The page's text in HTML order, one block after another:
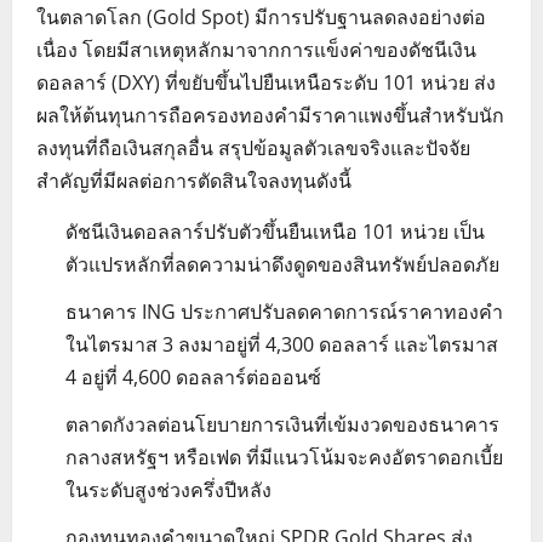
ในตลาดโลก (Gold Spot) มีการปรับฐานลดลงอย่างต่อ
เนื่อง โดยมีสาเหตุหลักมาจากการแข็งค่าของดัชนีเงิน
ดอลลาร์ (DXY) ที่ขยับขึ้นไปยืนเหนือระดับ 101 หน่วย ส่ง
ผลให้ต้นทุนการถือครองทองคำมีราคาแพงขึ้นสำหรับนัก
ลงทุนที่ถือเงินสกุลอื่น สรุปข้อมูลตัวเลขจริงและปัจจัย
สำคัญที่มีผลต่อการตัดสินใจลงทุนดังนี้
ดัชนีเงินดอลลาร์ปรับตัวขึ้นยืนเหนือ 101 หน่วย เป็น
ตัวแปรหลักที่ลดความน่าดึงดูดของสินทรัพย์ปลอดภัย
ธนาคาร ING ประกาศปรับลดคาดการณ์ราคาทองคำ
ในไตรมาส 3 ลงมาอยู่ที่ 4,300 ดอลลาร์ และไตรมาส
4 อยู่ที่ 4,600 ดอลลาร์ต่อออนซ์
ตลาดกังวลต่อนโยบายการเงินที่เข้มงวดของธนาคาร
กลางสหรัฐฯ หรือเฟด ที่มีแนวโน้มจะคงอัตราดอกเบี้ย
ในระดับสูงช่วงครึ่งปีหลัง